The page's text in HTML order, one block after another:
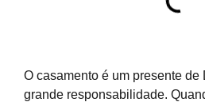
O casamento é um presente de
grande responsabilidade.